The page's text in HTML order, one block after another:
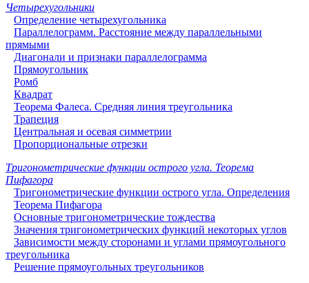
Четырехугольники
Определение четырехугольника
Параллелограмм. Расстояние между параллельными
прямыми
Диагонали и признаки параллелограмма
Прямоугольник
Ромб
Квадрат
Теорема Фалеса. Средняя линия треугольника
Трапеция
Центральная и осевая симметрии
Пропорциональные отрезки
Тригонометрические функции острого угла. Теорема
Пифагора
Тригонометрические функции острого угла. Определения
Теорема Пифагора
Основные тригонометрические тождества
Значения тригонометрических функций некоторых углов
Зависимости между сторонами и углами прямоугольного
треугольника
Решение прямоугольных треугольников